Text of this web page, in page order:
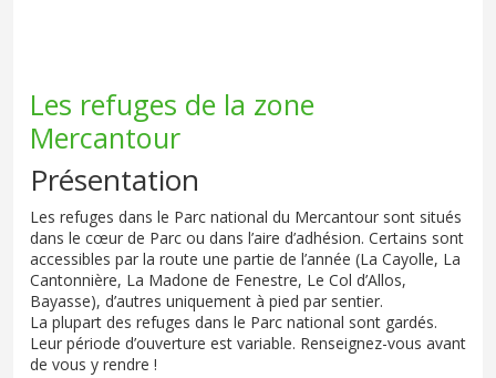
Les refuges de la zone
Mercantour
Présentation
Les refuges dans le Parc national du Mercantour sont situés
dans le cœur de Parc ou dans l’aire d’adhésion. Certains sont
accessibles par la route une partie de l’année (La Cayolle, La
Cantonnière, La Madone de Fenestre, Le Col d’Allos,
Bayasse), d’autres uniquement à pied par sentier.
La plupart des refuges dans le Parc national sont gardés.
Leur période d’ouverture est variable. Renseignez-vous avant
de vous y rendre !